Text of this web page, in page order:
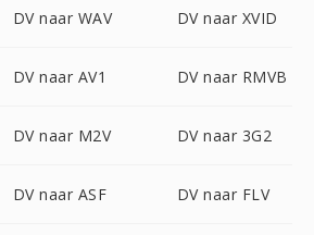
DV naar WAV DV naar XVID
DV naar AV1 DV naar RMVB
DV naar M2V DV naar 3G2
DV naar ASF DV naar FLV